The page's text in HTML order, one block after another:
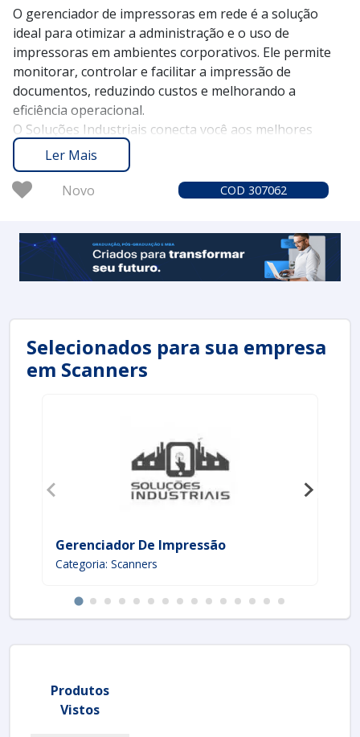
O gerenciador de impressoras em rede é a solução
ideal para otimizar a administração e o uso de
impressoras em ambientes corporativos. Ele permite
monitorar, controlar e facilitar a impressão de
documentos, reduzindo custos e melhorando a
eficiência operacional.
O Soluções Industriais conecta você aos melhores
fornecedores de gerenciadores de impressoras em
rede desde 2012, garantindo a experiência e
confiabilidade que você precisa. Com mais de 1,6 milhão
suas demandas.
Entre em contato e solicite um orçamento no Soluções
Industriais para melhorar a gestão das suas
equipe.
Ler Mais
Novo
COD 307062
Selecionados para sua empresa
em Scanners
Gerenciador De Impressão
Categoria: Scanners
Produtos
Vistos